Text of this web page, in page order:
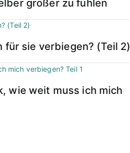
größer zu fühlen
sie verbiegen? (Teil 2)
wie weit muss ich mich